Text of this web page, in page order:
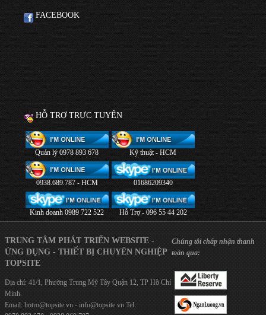
FACEBOOK
HỖ TRỢ TRỰC TUYẾN
Quản lý 0978 893 678 Kỹ thuật - HCM
0938.689.787 - HCM 01686209340
Kinh doanh 0989 722 522 Hỗ Trợ - 096 55 44 202
TRUNG TÂM PHÁT TRIỂN WEBSITE -
ỨNG DỤNG - THIẾT BỊ CHUYÊN NGHIỆP
TOPSITE
Địa chỉ: 41/1, Phường Trung Mỹ Tây Quận 12, TP Hồ Chí
Minh.
Email: hotro@topsite.vn - info@topsite.vn Tel:
Chúng tôi chấp nhận thanh
toán qua: